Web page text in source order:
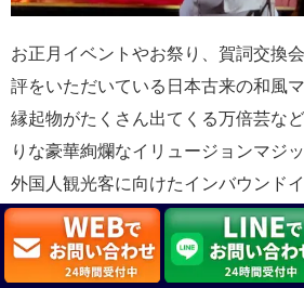
お正月イベントやお祭り、賀詞交換
評をいただいている日本古来の和風
縁起物がたくさん出てくる万倍芸な
りな豪華絢爛なイリュージョンマジ
外国人観光客に向けたインバウンド
テル様での定期的なステージ公演に